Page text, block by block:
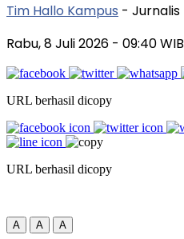
Tim Hallo Kampus - Jurnalis
Rabu, 8 Juli 2026 - 09:40 WIB
URL berhasil dicopy
URL berhasil dicopy
A A A